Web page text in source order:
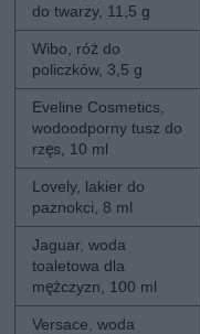
do twarzy, 11,5 g
Wibo, róż do
policzków, 3,5 g
Eveline Cosmetics,
wodoodporny tusz do
rzęs, 10 ml
Lovely, lakier do
paznokci, 8 ml
Jaguar, woda
toaletowa dla
mężczyzn, 100 ml
Versace, woda